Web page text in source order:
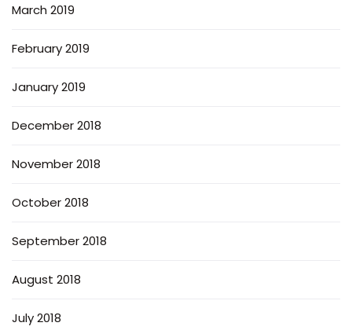
March 2019
February 2019
January 2019
December 2018
November 2018
October 2018
September 2018
August 2018
July 2018